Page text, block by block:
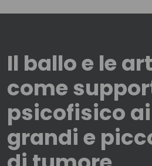
Il ballo e le
come
psicofisico
grandi e